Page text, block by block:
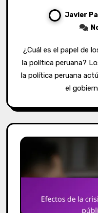
Javier
¿Cuál es el papel de los medios de comunicación en
la política peruana?
la política peruana
el